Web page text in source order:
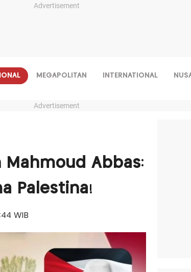
Advertisement
MEGAPOLITAN INTERNATIONAL
Advertisement
Mahmoud Abbas:
Palestina!
WIB